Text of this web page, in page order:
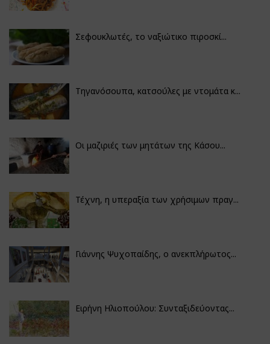
Σεφουκλωτές, το ναξιώτικο πιροσκί...
Τηγανόσουπα, κατσούλες με ντομάτα κ...
Οι μαζιριές των μητάτων της Κάσου...
Τέχνη, η υπεραξία των χρήσιμων πραγ...
Γιάννης Ψυχοπαίδης, ο ανεκπλήρωτος...
Ειρήνη Ηλιοπούλου: Συνταξιδεύοντας...